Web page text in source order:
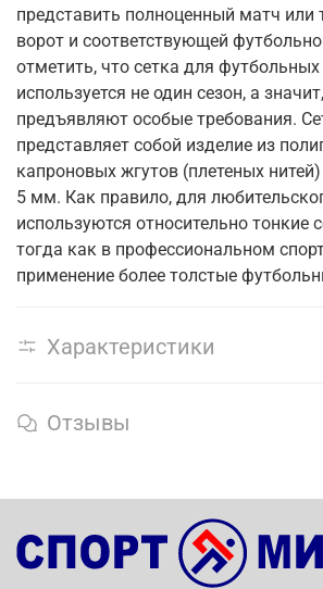
представить полноценный матч или
ворот и соответствующей
отметить, что сетка для
используется не один сезон, а
предъявляют особые требования.
представляет собой изделие из
капроновых жгутов (плетеных
5 мм. Как правило, для
используются относительно тонкие
тогда как в профессиональном
применение более толстые
Характеристики
Отзывы